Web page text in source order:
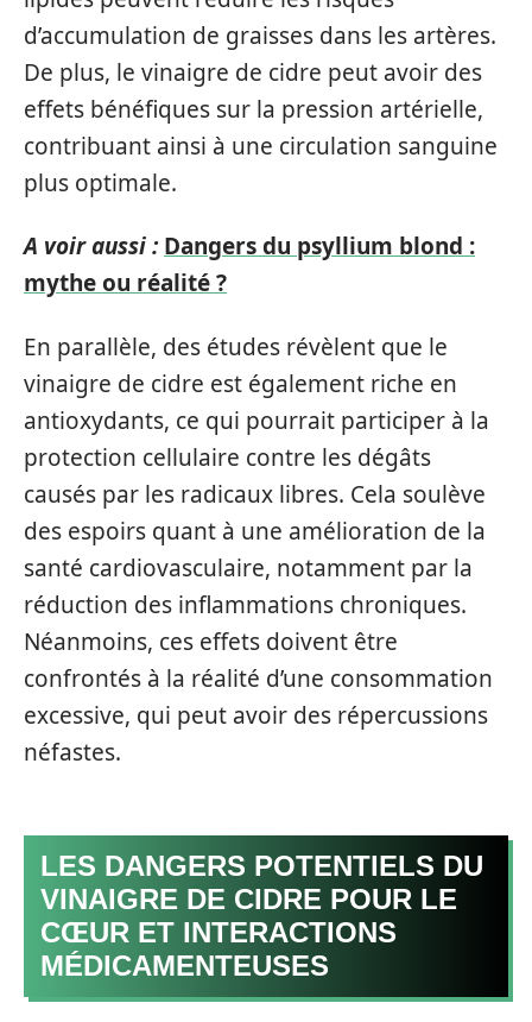
d’accumulation de graisses dans les artères.
De plus, le vinaigre de cidre peut avoir des
effets bénéfiques sur la pression artérielle,
contribuant ainsi à une circulation sanguine
plus optimale.
A voir aussi : Dangers du psyllium blond :
mythe ou réalité ?
En parallèle, des études révèlent que le
vinaigre de cidre est également riche en
antioxydants, ce qui pourrait participer à la
protection cellulaire contre les dégâts
causés par les radicaux libres. Cela soulève
des espoirs quant à une amélioration de la
santé cardiovasculaire, notamment par la
réduction des inflammations chroniques.
Néanmoins, ces effets doivent être
confrontés à la réalité d’une consommation
excessive, qui peut avoir des répercussions
néfastes.
LES DANGERS POTENTIELS DU
VINAIGRE DE CIDRE POUR LE
CŒUR ET INTERACTIONS
MÉDICAMENTEUSES